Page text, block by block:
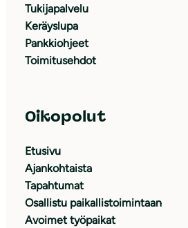
Tukijapalvelu
Keräyslupa
Pankkiohjeet
Toimitusehdot
Oikopolut
Etusivu
Ajankohtaista
Tapahtumat
Osallistu paikallistoimintaan
Avoimet työpaikat